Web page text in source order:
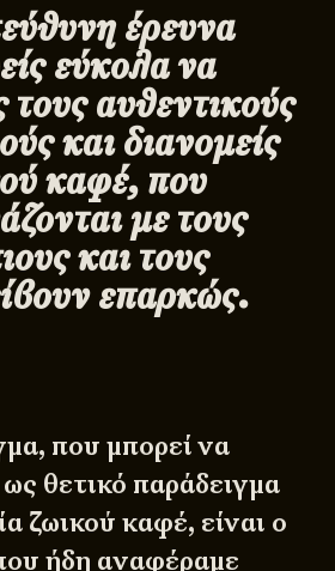
έρευνα
εύκολα να
τους αυθεντικούς
και διανομείς
καφέ, που
με τους
και τους
επαρκώς.
που μπορεί να
θετικό παράδειγμα
ζωικού καφέ, είναι ο
ήδη αναφέραμε